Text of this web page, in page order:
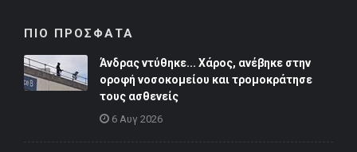
ΠΙΟ ΠΡΟΣΦΑΤΑ
Άνδρας ντύθηκε... Χάρος, ανέβηκε στην
οροφή νοσοκομείου και τρομοκράτησε
τους ασθενείς
6 Αυγ 2026